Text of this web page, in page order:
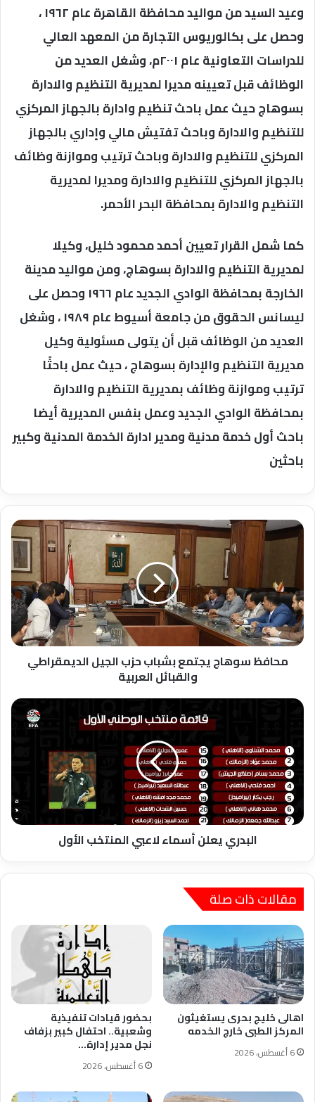
وعيد السيد من مواليد محافظة القاهرة عام ١٩٦٢ ،
وحصل على بكالوريوس التجارة من المعهد العالي
للدراسات التعاونية عام ٢٠٠١م، وشغل العديد من
الوظائف قبل تعيينه مديرا لمديرية التنظيم والادارة
بسوهاج حيث عمل باحث تنظيم وادارة بالجهاز المركزي
للتنظيم والادارة وباحث تفتيش مالي وإداري بالجهاز
المركزي للتنظيم والادارة وباحث ترتيب وموازنة وظائف
بالجهاز المركزي للتنظيم والادارة ومديرا لمديرية
التنظيم والادارة بمحافظة البحر الأحمر.
كما شمل القرار تعيين أحمد محمود خليل، وكيلا
لمديرية التنظيم والادارة بسوهاج، ومن مواليد مدينة
الخارجة بمحافظة الوادي الجديد عام ١٩٦٦ وحصل على
ليسانس الحقوق من جامعة أسيوط عام ١٩٨٩ ، وشغل
العديد من الوظائف قبل أن يتولى مسئولية وكيل
مديرية التنظيم والإدارة بسوهاج ، حيث عمل باحثًا
ترتيب وموازنة وظائف بمديرية التنظيم والادارة
بمحافظة الوادي الجديد وعمل بنفس المديرية أيضا
باحث أول خدمة مدنية ومدير ادارة الخدمة المدنية وكبير
باحثين
محافظ
سوهاج
يجتمع
حزب
الجيل
الديمقراطي
والقبائل
العربية
محافظ سوهاج يجتمع بشباب حزب الجيل الديمقراطي
والقبائل العربية
البدري
لاعبي
المنتخب
الأول
البدري يعلن أسماء لاعبي المنتخب الأول
مقالات ذات صلة
اهالى خليج بحرى يستغيثون
المركز الطبى خارج الخدمه
6 أغسطس، 2026
بحضور قيادات تنفيذية
وشعبية.. احتفال كبير بزفاف
نجل مدير إدارة…
6 أغسطس، 2026